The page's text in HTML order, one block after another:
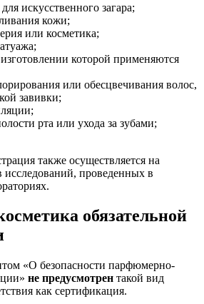
искусственного загара;
кожи;
или косметика;
которой применяются
или обесцвечивания волос,
завивки;
рта или ухода за зубами;
также осуществляется на
исследований, проведенных в
обязательной
«О безопасности парфюмерно-
не предусмотрен такой вид
как сертификация.